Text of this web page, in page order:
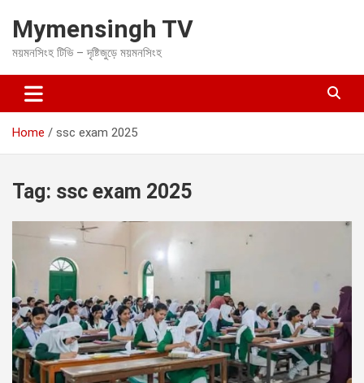
t
c
Mymensingh TV
ময়মনসিংহ টিভি – দৃষ্টিজুড়ে ময়মনসিংহ
Home ssc exam 2025
Tag: ssc exam 2025